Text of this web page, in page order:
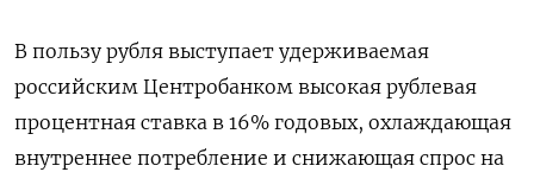
В пользу рубля выступает удерживаемая
российским Центробанком высокая рублевая
процентная ставка в 16% годовых, охлаждающая
внутреннее потребление и снижающая спрос на